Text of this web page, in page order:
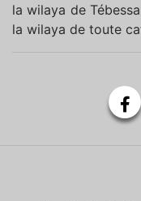
la wilaya de
la wilaya de toute